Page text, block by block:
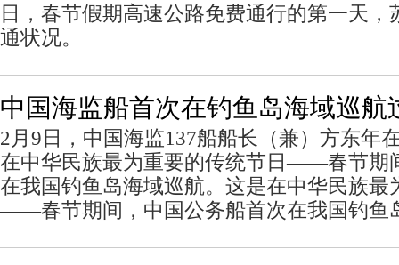
日，春节假期高速公路免费通行的第一天，
通状况。
中国海监船首次在钓鱼岛海域巡航
2月9日，中国海监137船船长（兼）方东年
在中华民族最为重要的传统节日——春节期
在我国钓鱼岛海域巡航。这是在中华民族最
——春节期间，中国公务船首次在我国钓鱼